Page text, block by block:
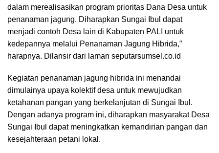
dalam merealisasikan program prioritas Dana Desa untuk
penanaman jagung. Diharapkan Sungai Ibul dapat
menjadi contoh Desa lain di Kabupaten PALI untuk
kedepannya melalui Penanaman Jagung Hibrida,”
harapnya. Dilansir dari laman seputarsumsel.co.id
Kegiatan penanaman jagung hibrida ini menandai
dimulainya upaya kolektif desa untuk mewujudkan
ketahanan pangan yang berkelanjutan di Sungai Ibul.
Dengan adanya program ini, diharapkan masyarakat Desa
Sungai Ibul dapat meningkatkan kemandirian pangan dan
kesejahteraan petani lokal.